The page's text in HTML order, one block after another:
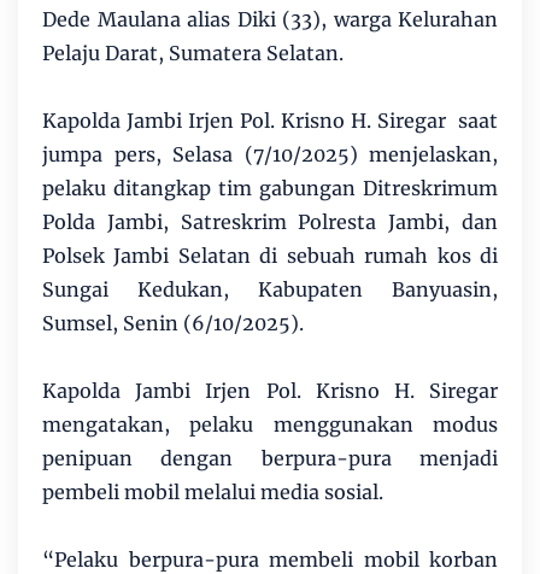
Dede Maulana alias Diki (33), warga Kelurahan
Pelaju Darat, Sumatera Selatan.
Kapolda Jambi Irjen Pol. Krisno H. Siregar saat
jumpa pers, Selasa (7/10/2025) menjelaskan,
pelaku ditangkap tim gabungan Ditreskrimum
Polda Jambi, Satreskrim Polresta Jambi, dan
Polsek Jambi Selatan di sebuah rumah kos di
Sungai Kedukan, Kabupaten Banyuasin,
Sumsel, Senin (6/10/2025).
Kapolda Jambi Irjen Pol. Krisno H. Siregar
mengatakan, pelaku menggunakan modus
penipuan dengan berpura-pura menjadi
pembeli mobil melalui media sosial.
“Pelaku berpura-pura membeli mobil korban